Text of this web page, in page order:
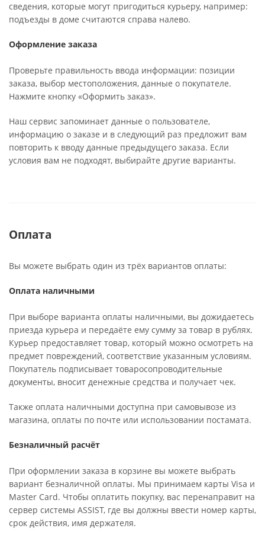
сведения, которые могут пригодиться курьеру, например:
подъезды в доме считаются справа налево.
Оформление заказа
Проверьте правильность ввода информации: позиции
заказа, выбор местоположения, данные о покупателе.
Нажмите кнопку «Оформить заказ».
Наш сервис запоминает данные о пользователе,
информацию о заказе и в следующий раз предложит вам
повторить к вводу данные предыдущего заказа. Если
условия вам не подходят, выбирайте другие варианты.
Оплата
Вы можете выбрать один из трёх вариантов оплаты:
Оплата наличными
При выборе варианта оплаты наличными, вы дожидаетесь
приезда курьера и передаёте ему сумму за товар в рублях.
Курьер предоставляет товар, который можно осмотреть на
предмет повреждений, соответствие указанным условиям.
Покупатель подписывает товаросопроводительные
документы, вносит денежные средства и получает чек.
Также оплата наличными доступна при самовывозе из
магазина, оплаты по почте или использовании постамата.
Безналичный расчёт
При оформлении заказа в корзине вы можете выбрать
вариант безналичной оплаты. Мы принимаем карты Visa и
Master Card. Чтобы оплатить покупку, вас перенаправит на
сервер системы ASSIST, где вы должны ввести номер карты,
срок действия, имя держателя.